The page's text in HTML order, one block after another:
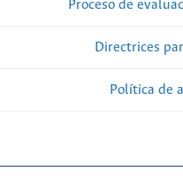
Proceso de
Directrices
Política de